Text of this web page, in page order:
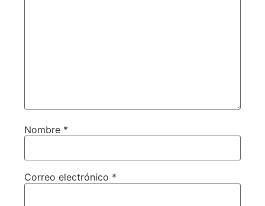
Nombre *
Correo electrónico *